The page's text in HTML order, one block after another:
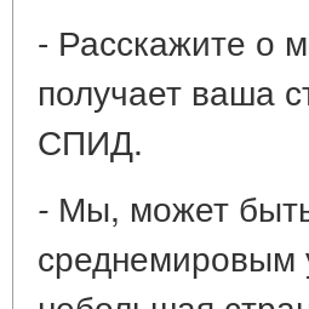
- Расскажите о
получает ваша
СПИД.
- Мы, может
среднемировым